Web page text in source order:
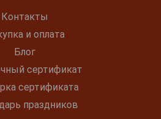
Контакты
и оплата
Блог
сертификат
сертификата
праздников